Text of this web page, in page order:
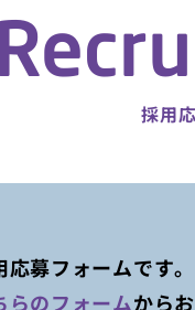
採用
募フォームです。
らのフォームから